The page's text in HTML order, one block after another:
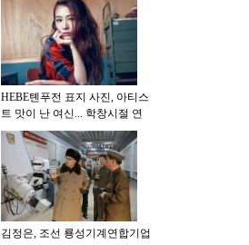
HEBE톈푸전 표지 사진, 아티스
트 맛이 난 여신... 학창시절 연
상케
김정은, 조선 룡성기계연합기업